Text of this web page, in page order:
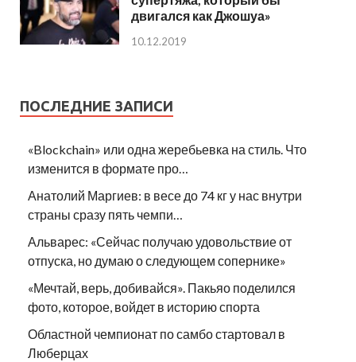
двигался как Джошуа»
10.12.2019
ПОСЛЕДНИЕ ЗАПИСИ
«Blockchain» или одна жеребьевка на стиль. Что
изменится в формате про…
Анатолий Маргиев: в весе до 74 кг у нас внутри
страны сразу пять чемпи…
Альварес: «Сейчас получаю удовольствие от
отпуска, но думаю о следующем сопернике»
«Мечтай, верь, добивайся». Пакьяо поделился
фото, которое, войдет в историю спорта
Областной чемпионат по самбо стартовал в
Люберцах